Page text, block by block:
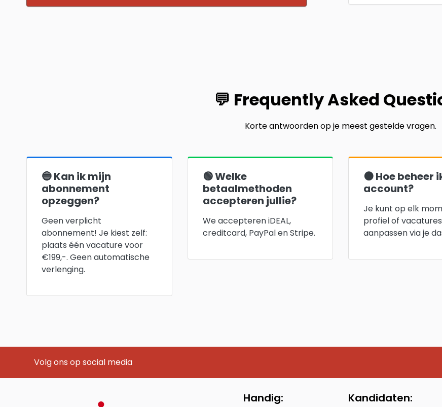
💬 Frequently Asked
Korte antwoorden op je meest gestelde vragen.
🔵 Kan ik mijn
abonnement
opzeggen?
Geen verplicht
abonnement! Je kiest zelf:
plaats één vacature voor
€199,-. Geen automatische
verlenging.
🟢 Welke
betaalmethoden
accepteren jullie?
We accepteren iDEAL,
creditcard, PayPal en Stripe.
🟠 Hoe beheer
account?
Je kunt op elk
profiel of vacatures
aanpassen via je
Volg ons op social media
Handig: Kandidaten: